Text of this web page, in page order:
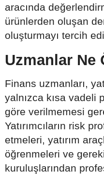
aracında
ürünlerden oluşan
oluşturmayı tercih
Uzmanlar Ne
Finans uzmanları,
yalnızca kısa vadeli
göre verilmemesi
Yatırımcıların risk
etmeleri, yatırım
öğrenmeleri ve
kuruluşlarından